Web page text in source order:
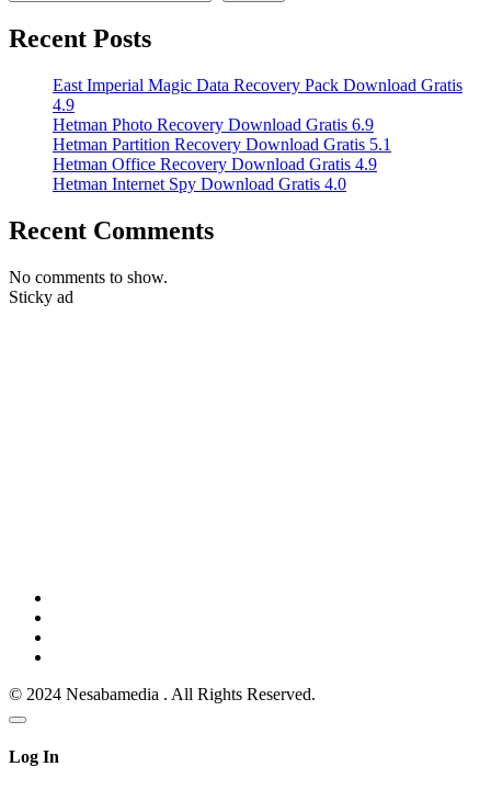
Recent Posts
East Imperial Magic Data Recovery Pack Download Gratis
4.9
Hetman Photo Recovery Download Gratis 6.9
Hetman Partition Recovery Download Gratis 5.1
Hetman Office Recovery Download Gratis 4.9
Hetman Internet Spy Download Gratis 4.0
Recent Comments
No comments to show.
Sticky ad
© 2024 Nesabamedia . All Rights Reserved.
Log In